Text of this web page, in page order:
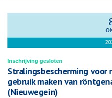
Inschrijving gesloten
Stralingsbescherming voor
gebruik maken van
(Nieuwegein)